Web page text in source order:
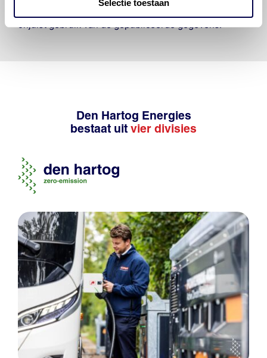
Selectie toestaan
onjuist gebruik van de gepubliceerde gegevens.
Den Hartog Energies
bestaat uit vier divisies